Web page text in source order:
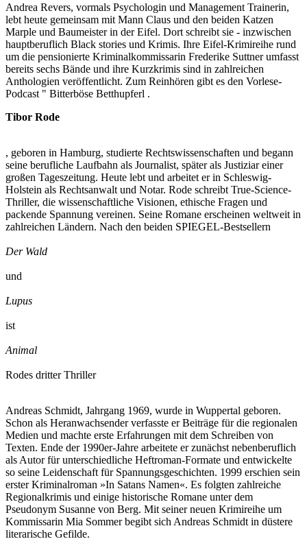
Andrea Revers, vormals Psychologin und Management Trainerin,
lebt heute gemeinsam mit Mann Claus und den beiden Katzen
Marple und Baumeister in der Eifel. Dort schreibt sie - inzwischen
hauptberuflich Black stories und Krimis. Ihre Eifel-Krimireihe rund
um die pensionierte Kriminalkommissarin Frederike Suttner umfasst
bereits sechs Bände und ihre Kurzkrimis sind in zahlreichen
Anthologien veröffentlicht. Zum Reinhören gibt es den Vorlese-
Podcast " Bitterböse Betthupferl .
Tibor Rode
, geboren in Hamburg, studierte Rechtswissenschaften und begann
seine berufliche Laufbahn als Journalist, später als Justiziar einer
großen Tageszeitung. Heute lebt und arbeitet er in Schleswig-
Holstein als Rechtsanwalt und Notar. Rode schreibt True-Science-
Thriller, die wissenschaftliche Visionen, ethische Fragen und
packende Spannung vereinen. Seine Romane erscheinen weltweit in
zahlreichen Ländern. Nach den beiden SPIEGEL-Bestsellern
Der Wald
und
Lupus
ist
Animal
Rodes dritter Thriller
Andreas Schmidt, Jahrgang 1969, wurde in Wuppertal geboren.
Schon als Heranwachsender verfasste er Beiträge für die regionalen
Medien und machte erste Erfahrungen mit dem Schreiben von
Texten. Ende der 1990er-Jahre arbeitete er zunächst nebenberuflich
als Autor für unterschiedliche Heftroman-Formate und entwickelte
so seine Leidenschaft für Spannungsgeschichten. 1999 erschien sein
erster Kriminalroman »In Satans Namen«. Es folgten zahlreiche
Regionalkrimis und einige historische Romane unter dem
Pseudonym Susanne von Berg. Mit seiner neuen Krimireihe um
Kommissarin Mia Sommer begibt sich Andreas Schmidt in düstere
literarische Gefilde.